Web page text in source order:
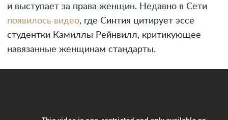
и выступает за права женщин. Недавно в Сети
появилось видео, где Синтия цитирует эссе
студентки Камиллы Рейнвилл, критикующее
навязанные женщинам стандарты.